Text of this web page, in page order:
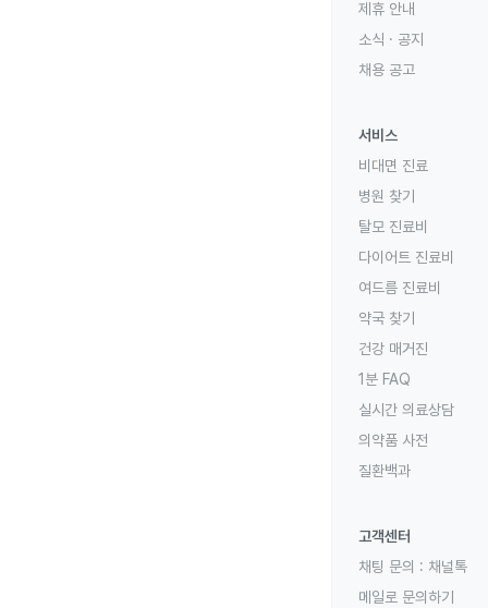
제휴 안내
소식 · 공지
채용 공고
서비스
비대면 진료
병원 찾기
탈모 진료비
다이어트 진료비
여드름 진료비
약국 찾기
건강 매거진
1분 FAQ
실시간 의료상담
의약품 사전
질환백과
고객센터
채팅 문의 : 채널톡
메일로 문의하기